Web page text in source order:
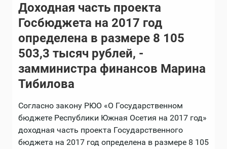
Доходная часть проекта
Госбюджета на 2017 год
определена в размере 8 105
503,3 тысяч рублей, -
замминистра финансов Марина
Тибилова
Согласно закону РЮО «О Государственном
бюджете Республики Южная Осетия на 2017 год»
доходная часть проекта Государственного
бюджета на 2017 год определена в размере 8 105